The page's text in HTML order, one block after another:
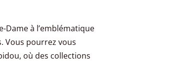
à l’emblématique
Vous pourrez vous
où des collections